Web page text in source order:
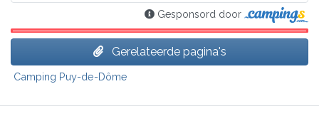
Gesponsord door
Gerelateerde pagina's
Camping Puy-de-Dôme